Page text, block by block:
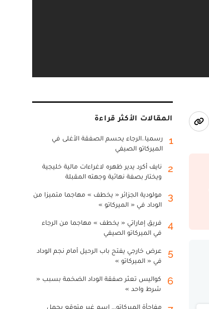
المقالات الأكثر قراءة
1
رسميا..الرجاء يحسم الصفقة الأغلى في
الميركاتو الصيفي
2
نايف أكرد يدير ظهره لاغراءات مالية خليجية
ويختار بصفة نهائية وجهته المقبلة
3
مولودية الجزائر « يخطف » مهاجما متميزا من
الوداد في « الميركاتو »
4
فريق إماراتي « يخطف » مهاجما من الرجاء
في الميركاتو الصيفي
5
عرض خارجي يفتح باب الرحيل أمام نجم الوداد
في « الميركاتو »
6
كواليس تعثر صفقة الوداد الضخمة بسبب «
شرط واحد »
مفاجأة الميركاتو... اسم غير متوقع يحمل